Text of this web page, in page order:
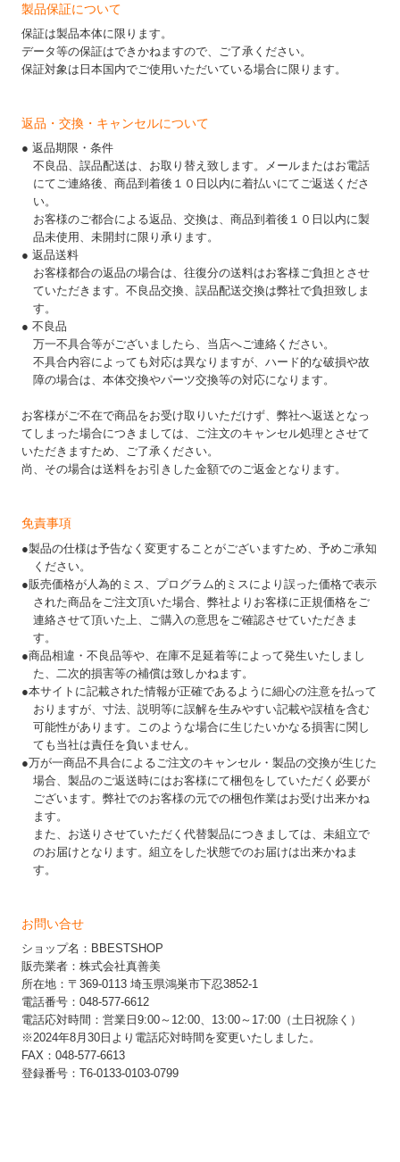
製品保証について
保証は製品本体に限ります。
データ等の保証はできかねますので、ご了承ください。
保証対象は日本国内でご使用いただいている場合に限ります。
返品・交換・キャンセルについて
● 返品期限・条件
不良品、誤品配送は、お取り替え致します。メールまたはお電話
にてご連絡後、商品到着後１０日以内に着払いにてご返送くださ
い。
お客様のご都合による返品、交換は、商品到着後１０日以内に製
品未使用、未開封に限り承ります。
● 返品送料
お客様都合の返品の場合は、往復分の送料はお客様ご負担とさせ
ていただきます。不良品交換、誤品配送交換は弊社で負担致しま
す。
● 不良品
万一不具合等がございましたら、当店へご連絡ください。
不具合内容によっても対応は異なりますが、ハード的な破損や故
障の場合は、本体交換やパーツ交換等の対応になります。
お客様がご不在で商品をお受け取りいただけず、弊社へ返送となっ
てしまった場合につきましては、ご注文のキャンセル処理とさせて
いただきますため、ご了承ください。
尚、その場合は送料をお引きした金額でのご返金となります。
免責事項
●製品の仕様は予告なく変更することがございますため、予めご承知
ください。
●販売価格が人為的ミス、プログラム的ミスにより誤った価格で表示
された商品をご注文頂いた場合、弊社よりお客様に正規価格をご
連絡させて頂いた上、ご購入の意思をご確認させていただきま
す。
●商品相違・不良品等や、在庫不足延着等によって発生いたしまし
た、二次的損害等の補償は致しかねます。
●本サイトに記載された情報が正確であるように細心の注意を払って
おりますが、寸法、説明等に誤解を生みやすい記載や誤植を含む
可能性があります。このような場合に生じたいかなる損害に関し
ても当社は責任を負いません。
●万が一商品不具合によるご注文のキャンセル・製品の交換が生じた
場合、製品のご返送時にはお客様にて梱包をしていただく必要が
ございます。弊社でのお客様の元での梱包作業はお受け出来かね
ます。
また、お送りさせていただく代替製品につきましては、未組立で
のお届けとなります。組立をした状態でのお届けは出来かねま
す。
お問い合せ
ショップ名：BBESTSHOP
販売業者：株式会社真善美
所在地：〒369-0113 埼玉県鴻巣市下忍3852-1
電話番号：048-577-6612
電話応対時間：営業日9:00～12:00、13:00～17:00（土日祝除く）
※2024年8月30日より電話応対時間を変更いたしました。
FAX：048-577-6613
登録番号：T6-0133-0103-0799